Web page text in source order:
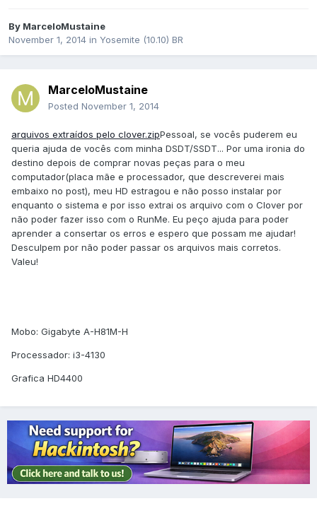
By MarceloMustaine
November 1, 2014 in Yosemite (10.10) BR
MarceloMustaine
Posted November 1, 2014
arquivos extraídos pelo clover.zipPessoal, se vocês puderem eu
queria ajuda de vocês com minha DSDT/SSDT... Por uma ironia do
destino depois de comprar novas peças para o meu
computador(placa mãe e processador, que descreverei mais
embaixo no post), meu HD estragou e não posso instalar por
enquanto o sistema e por isso extrai os arquivo com o Clover por
não poder fazer isso com o RunMe. Eu peço ajuda para poder
aprender a consertar os erros e espero que possam me ajudar!
Desculpem por não poder passar os arquivos mais corretos.
Valeu!
Mobo: Gigabyte A-H81M-H
Processador: i3-4130
Grafica HD4400